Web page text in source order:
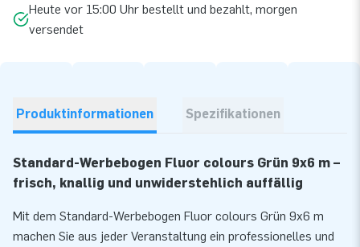
Heute vor 15:00 Uhr bestellt und bezahlt, morgen
versendet
Produktinformationen Spezifikationen
Standard-Werbebogen Fluor colours Grün 9x6 m –
frisch, knallig und unwiderstehlich auffällig
Mit dem Standard-Werbebogen Fluor colours Grün 9x6 m
machen Sie aus jeder Veranstaltung ein professionelles und